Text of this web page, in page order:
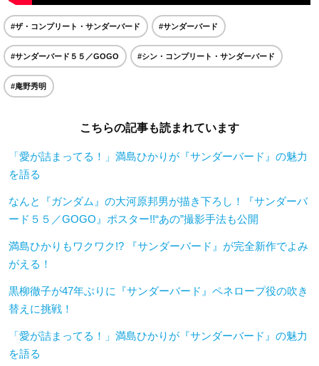
#ザ・コンプリート・サンダーバード #サンダーバード
#サンダーバード５５／GOGO #シン・コンプリート・サンダーバード
#庵野秀明
こちらの記事も読まれています
「愛が詰まってる！」満島ひかりが『サンダーバード』の魅力
を語る
なんと『ガンダム』の大河原邦男が描き下ろし！『サンダーバ
ード５５／GOGO』ポスター!!“あの”撮影手法も公開
満島ひかりもワクワク!? 『サンダーバード』が完全新作でよみ
がえる！
黒柳徹子が47年ぶりに『サンダーバード』ペネロープ役の吹き
替えに挑戦！
「愛が詰まってる！」満島ひかりが『サンダーバード』の魅力
を語る